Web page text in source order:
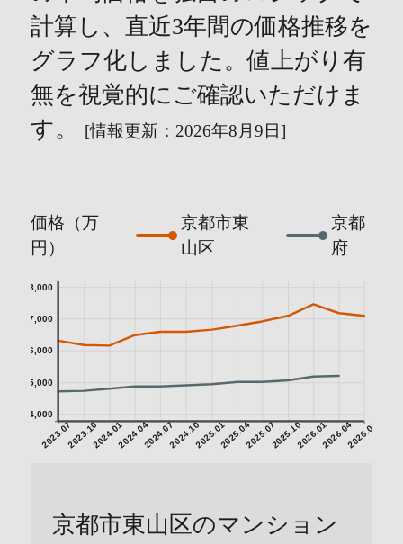
計算し、直近3年間の価格推移を
グラフ化しました。値上がり有
無を視覚的にご確認いただけま
す。
[情報更新：2026年8月9日]
価格（万
円）
京都市東
山区
京都
府
2023.072023.102024.012024.042024.072024.102025.012025.042025.072025.102026.012026.042026.07
4,000
5,000
6,000
7,000
8,000
京都市東山区のマンション